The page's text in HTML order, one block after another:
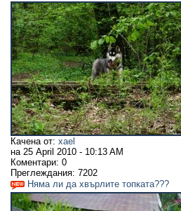
Качена от: xael
на 25 April 2010 - 10:13 AM
Коментари: 0
Преглеждания: 7202
Няма ли да хвърлите топката???